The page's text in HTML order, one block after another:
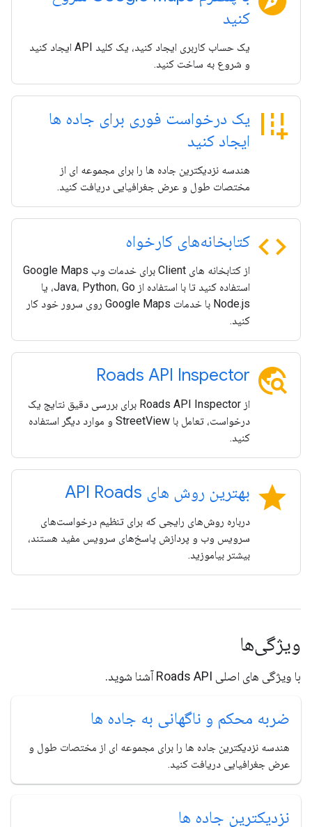
کنید
یک حساب کاربری ایجاد کنید، یک کلید API ایجاد کنید
و شروع به ساخت کنید.
add_road یک درخواست فوری برای جاده ها
ایجاد کنید
هندسه نزدیکترین جاده ها را برای مجموعه ای از
مختصات طول و عرض جغرافیایی دریافت کنید.
code کتابخانه‌های کارخواه
از کتابخانه های Client برای خدمات وب Google Maps
استفاده کنید تا با استفاده از Java، Python، Go، یا
Node.js با خدمات Google Maps روی سرور خود کار
کنید.
travel_explore
Roads API Inspector
از Roads API Inspector برای بررسی دقیق نتایج یک
درخواست، تعامل با StreetView و موارد دیگر استفاده
کنید.
star بهترین روش های API Roads
درباره روش‌های رایجی که برای تنظیم درخواست‌های
سرویس وب و پردازش پاسخ‌های سرویس مفید هستند،
بیشتر بیاموزید.
ویژگی‌ها
با ویژگی های اصلی Roads API آشنا شوید.
ضربه محکم و ناگهانی به جاده ها
هندسه نزدیکترین جاده ها را برای مجموعه ای از مختصات طول و
عرض جغرافیایی دریافت کنید.
نزدیکترین جاده ها